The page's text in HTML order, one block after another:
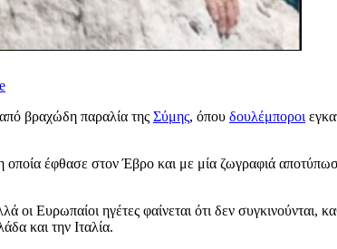
βραχώδη παραλία της Σύμης, όπου δουλέμποροι
οποία έφθασε στον Έβρο και με μία ζωγραφιά
οι Ευρωπαίοι ηγέτες φαίνεται ότι δεν συγκινούνται,
και την Ιταλία.